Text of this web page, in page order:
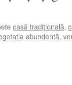
casă tradițională,
abundentă,